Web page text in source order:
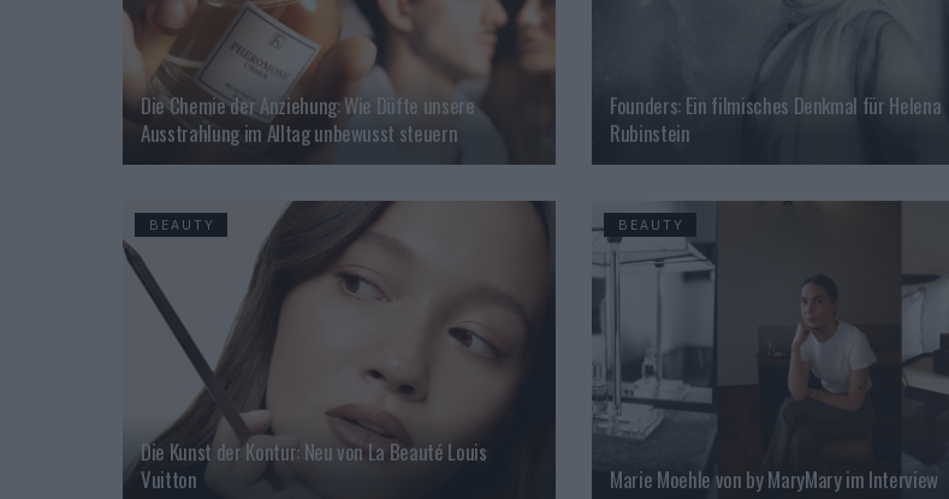
Die Chemie der Anziehung: Wie Düfte unsere
Ausstrahlung im Alltag unbewusst steuern
Founders: Ein filmisches Denkmal für Helena
Rubinstein
BEAUTY
Die Kunst der Kontur: Neu von La Beauté Louis
Vuitton
BEAUTY
Marie Moehle von by MaryMary im Interview